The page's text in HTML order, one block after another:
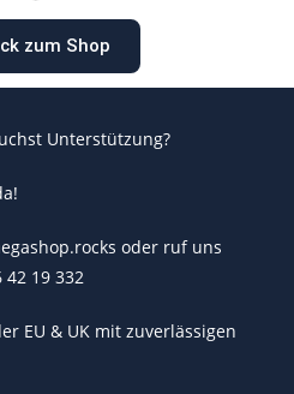
zum Shop
Unterstützung?
oder ruf uns
19 332
EU & UK mit zuverlässigen